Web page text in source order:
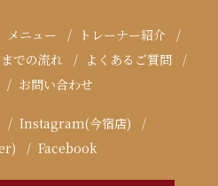
メニュー
トレーナー紹介
での流れ
よくあるご質問
お問い合わせ
Instagram(今宿店)
Facebook